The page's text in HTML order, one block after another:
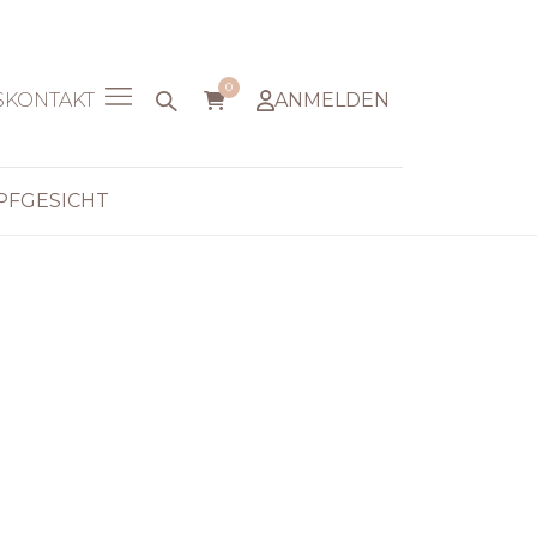
KONTAKT
0
ANMELDEN
GESICHT